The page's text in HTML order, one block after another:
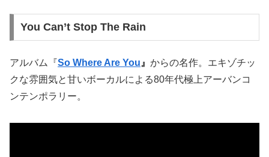
You Can’t Stop The Rain
アルバム『So Where Are You 』 からの名作。エキゾチッ
クな雰囲気と甘いボーカルによる80年代極上アーバンコ
ンテンポラリー。